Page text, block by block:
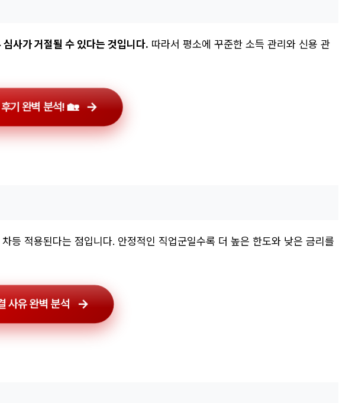
사가 거절될 수 있다는 것입니다. 따라서 평소에 꾸준한 소득 관리와 신용 관
기 완벽 분석! 🏡
등 적용된다는 점입니다. 안정적인 직업군일수록 더 높은 한도와 낮은 금리를
사유 완벽 분석